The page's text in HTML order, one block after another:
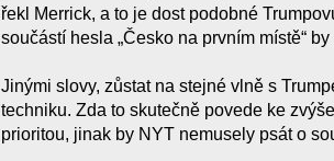
řekl Merrick, a to je dost podobné
součástí hesla „Česko na prvním místě“
Jinými slovy, zůstat na stejné vlně s
techniku. Zda to skutečně povede ke
prioritou, jinak by NYT nemusely psát o